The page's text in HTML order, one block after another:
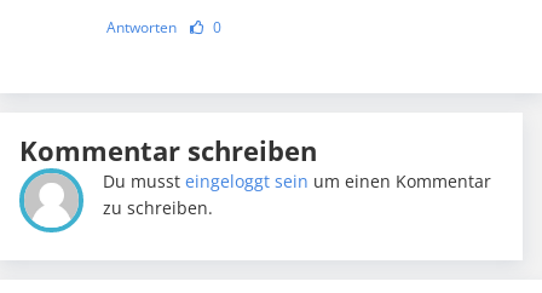
Antworten 0
Kommentar schreiben
Du mussteingeloggt sein um einen Kommentar
zu schreiben.